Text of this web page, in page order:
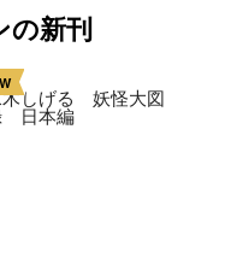
の新刊